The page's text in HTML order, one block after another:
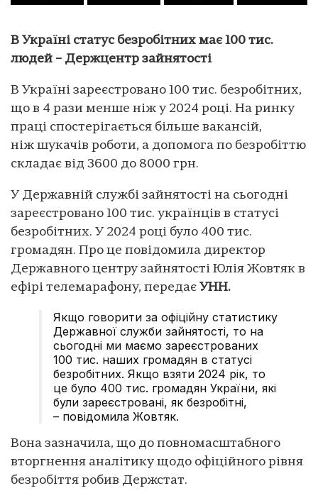
В Україні статус безробітних має 100 тис.
людей – Держцентр зайнятості
В Україні зареєстровано 100 тис. безробітних,
що в 4 рази менше ніж у 2024 році. На ринку
праці спостерігається більше вакансій,
ніж шукачів роботи, а допомога по безробіттю
складає від 3600 до 8000 грн.
У Державній службі зайнятості на сьогодні
зареєстровано 100 тис. українців в статусі
безробітних. У 2024 році було 400 тис.
громадян. Про це повідомила директор
Державного центру зайнятості Юлія Жовтяк в
ефірі телемарафону, передає УНН.
Якщо говорити за офіційну статистику
Державної служби зайнятості, то на
сьогодні ми маємо зареєстрованих
100 тис. наших громадян в статусі
безробітних. Якщо взяти 2024 рік, то
це було 400 тис. громадян України, які
були зареєстровані, як безробітні,
– повідомила Жовтяк.
Вона зазначила, що до повномасштабного
вторгнення аналітику щодо офіційного рівня
безробіття робив Держстат.